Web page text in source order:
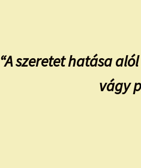
“A szeretet hatása
vágy